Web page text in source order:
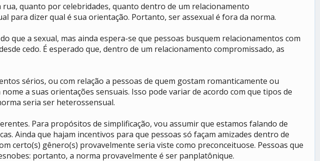
quanto por celebridades, quanto dentro de um relacionamento
para dizer qual é sua orientação. Portanto, ser assexual é fora da norma.
que a sexual, mas ainda espera-se que pessoas busquem relacionamentos com
cedo. É esperado que, dentro de um relacionamento compromissado, as
sérios, ou com relação a pessoas de quem gostam romanticamente ou
a suas orientações sensuais. Isso pode variar de acordo com que tipos de
seria ser heterossensual.
Para propósitos de simplificação, vou assumir que estamos falando de
Ainda que hajam incentivos para que pessoas só façam amizades dentro de
certo(s) gênero(s) provavelmente seria viste como preconceituose. Pessoas que
portanto, a norma provavelmente é ser panplatônique.